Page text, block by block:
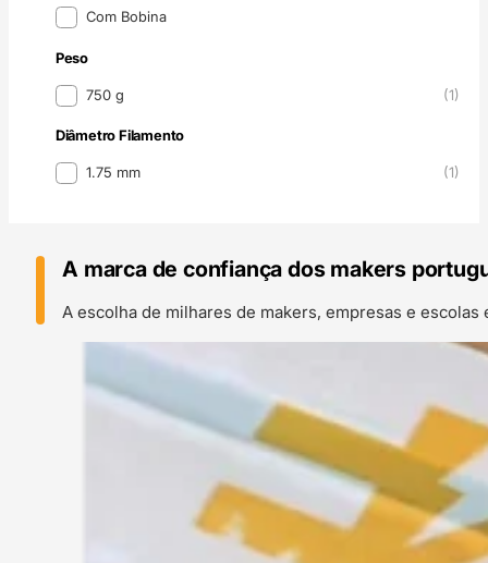
Formato do Filamento
Com Bobina
Peso
Peso750 g (1)
Diâmetro Filamento
Diâmetro Filamento
1.75 mm (1)
A marca de confiança dos makers
A escolha de milhares de makers, empresas e escolas